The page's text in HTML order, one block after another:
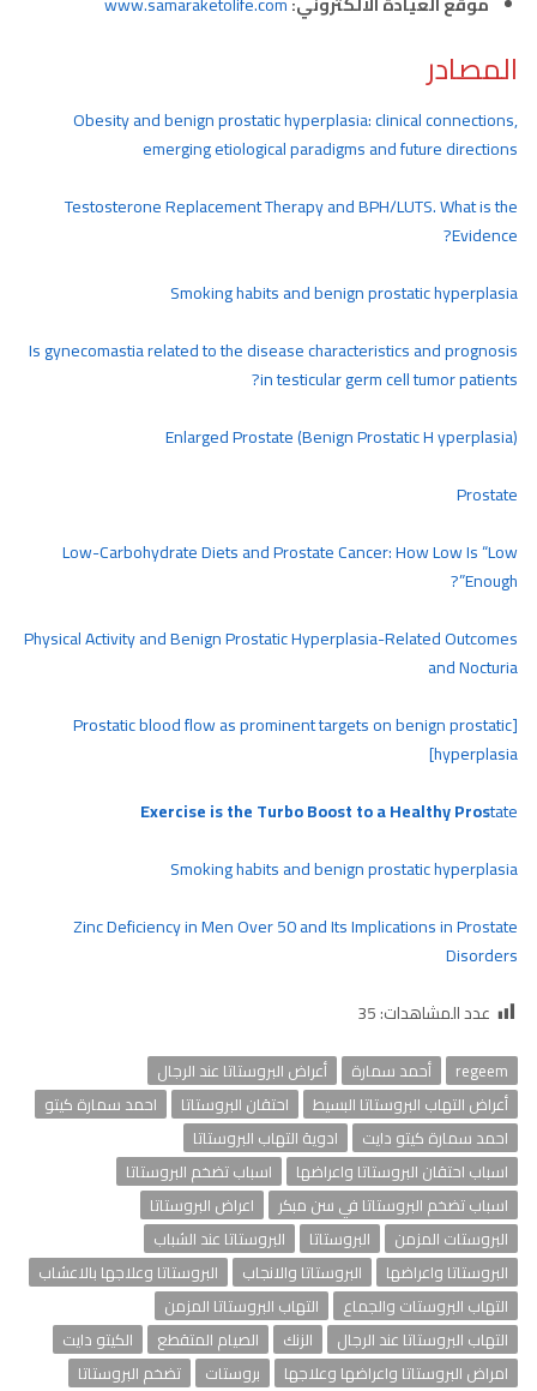
المصادر
Obesity and benign prostatic hyperplasia: clinical connections,
emerging etiological paradigms and future directions
Testosterone Replacement Therapy and BPH/LUTS. What is the
Evidence?
Smoking habits and benign prostatic hyperplasia
Is gynecomastia related to the disease characteristics and prognosis
in testicular germ cell tumor patients?
Enlarged Prostate (Benign Prostatic H yperplasia)
Prostate
Low-Carbohydrate Diets and Prostate Cancer: How Low Is “Low
Enough”?
Physical Activity and Benign Prostatic Hyperplasia-Related Outcomes
and Nocturia
[Prostatic blood flow as prominent targets on benign prostatic
hyperplasia]
Exercise is the Turbo Boost to a Healthy Prostate
Smoking habits and benign prostatic hyperplasia
Zinc Deficiency in Men Over 50 and Its Implications in Prostate
Disorders
عدد المشاهدات:35
regeem أحمد سمارة
أعراض البروستاتا عند الرجال
أعراض التهاب البروستاتا البسيط
احتقان البروستاتا
احمد سمارة كيتو
احمد سمارة كيتو دايت
ادوية التهاب البروستاتا
اسباب احتقان البروستاتا واعراضها
اسباب تضخم البروستاتا
اسباب تضخم البروستاتا في سن مبكر
اعراض البروستاتا
البروستات المزمن
البروستاتا
البروستاتا عند الشباب
البروستاتا واعراضها
البروستاتا والانجاب
البروستاتا وعلاجها بالاعشاب
التهاب البروستات والجماع
التهاب البروستاتا المزمن
التهاب البروستاتا عند الرجال
الزنك الصيام المتقطع
الكيتو دايت
امراض البروستاتا واعراضها وعلاجها
بروستات
تضخم البروستاتا